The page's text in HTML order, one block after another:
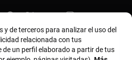
y de terceros para analizar el uso del
relacionada con tus
de un perfil elaborado a partir de tus